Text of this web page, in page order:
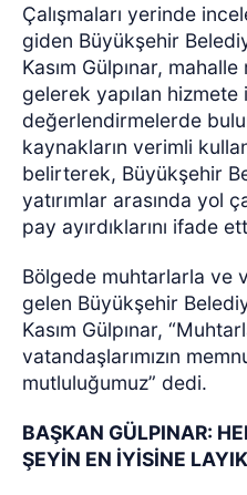
Çalışmaları yerinde
giden Büyükşehir
Kasım Gülpınar,
gelerek yapılan hizmete
değerlendirmelerde
kaynakların verimli
belirterek, Büyükşehir
yatırımlar arasında yol
pay ayırdıklarını ifade
Bölgede muhtarlarla ve
gelen Büyükşehir
Kasım Gülpınar,
vatandaşlarımızın
mutluluğumuz” dedi.
BAŞKAN GÜLPINAR:
ŞEYİN EN İYİSİNE LAYIK